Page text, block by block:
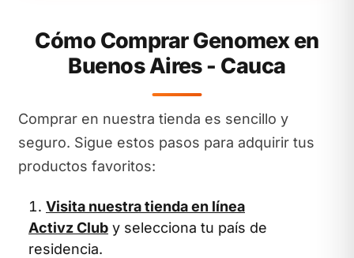
Cómo Comprar Genomex en
Buenos Aires - Cauca
Comprar en nuestra tienda es sencillo y
seguro. Sigue estos pasos para adquirir tus
productos favoritos:
Visita nuestra tienda en línea
Activz Club y selecciona tu país de
residencia.